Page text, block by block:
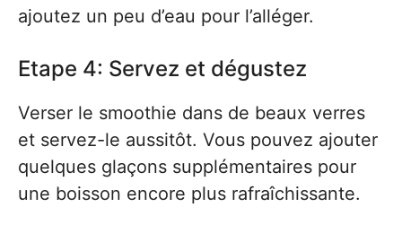
ajoutez un peu d’eau pour l’alléger.
Etape 4: Servez et dégustez
Verser le smoothie dans de beaux verres
et servez-le aussitôt. Vous pouvez ajouter
quelques glaçons supplémentaires pour
une boisson encore plus rafraîchissante.